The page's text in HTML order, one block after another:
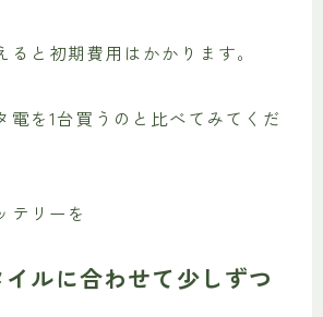
と初期費用はかかります。
電を1台買うのと比べてみてくだ
テリーを
イルに合わせて少しずつ